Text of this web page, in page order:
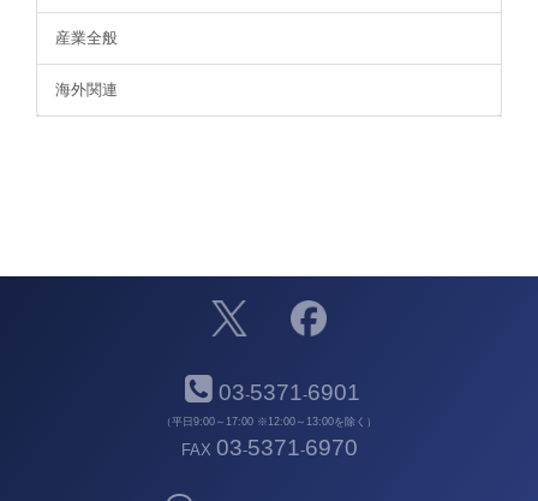
産業全般
海外関連
03-5371-6901
（平日9:00～17:00 ※12:00～13:00を除く）
FAX 03-5371-6970